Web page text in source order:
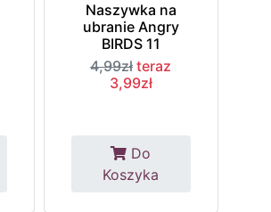
Naszywka na
ubranie Angry
BIRDS 11
4,99zł teraz
3,99zł
Do
Koszyka